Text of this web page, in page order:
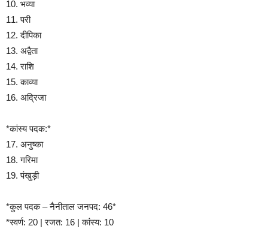
10. भव्या
11. परी
12. दीपिका
13. अद्वैता
14. राशि
15. काव्या
16. अद्रिजा
*कांस्य पदक:*
17. अनुष्का
18. गरिमा
19. पंखुड़ी
*कुल पदक – नैनीताल जनपद: 46*
*स्वर्ण: 20 | रजत: 16 | कांस्य: 10